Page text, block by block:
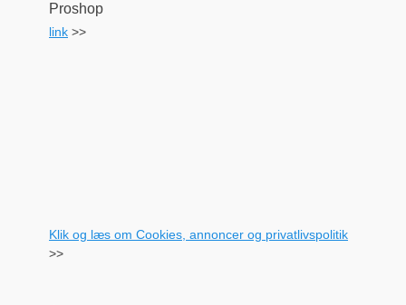
Proshop
link >>
Klik og læs om Cookies, annoncer og privatlivspolitik
>>